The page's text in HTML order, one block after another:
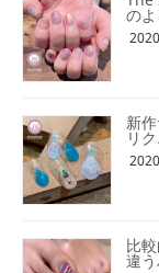
の
新
リ
比
違